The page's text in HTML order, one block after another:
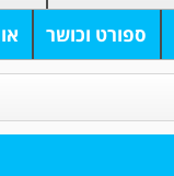
ספורט וכושר